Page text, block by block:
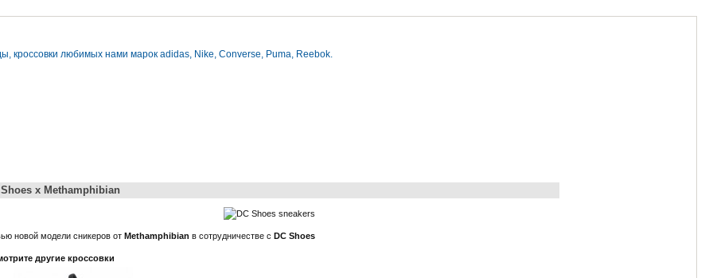
кроссовки любимых нами марок adidas, Nike, Converse, Puma, Reebok.
Shoes x Methamphibian
новой модели сникеров от Methamphibian в сотрудничестве с DC Shoes
другие кроссовки